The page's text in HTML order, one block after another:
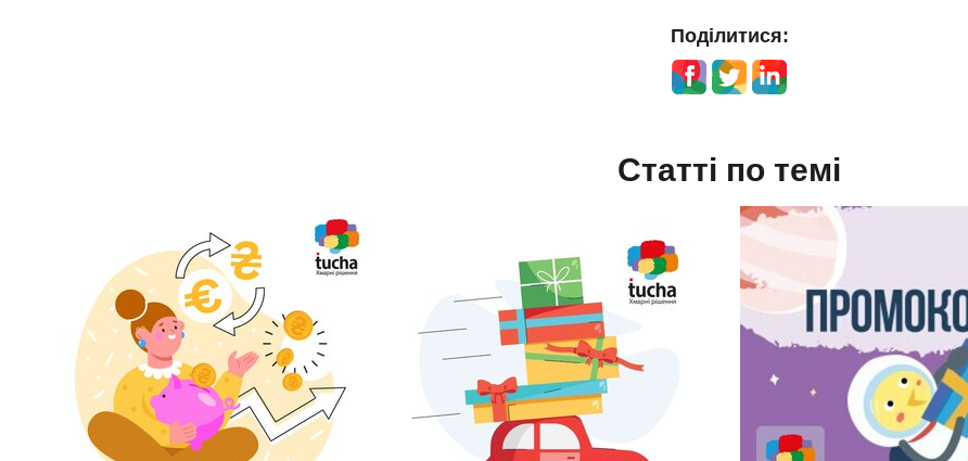
Поділитися:
Статті по темі